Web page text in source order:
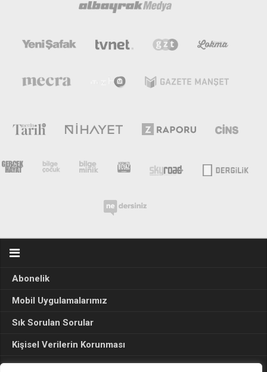
Abonelik
Mobil Uygulamalarımız
Sık Sorulan Sorular
Kişisel Verilerin Korunması
Seçim Sonuçları 2024